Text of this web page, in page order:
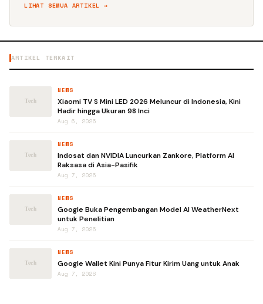
LIHAT SEMUA ARTIKEL →
ARTIKEL TERKAIT
NEWS
Xiaomi TV S Mini LED 2026 Meluncur di Indonesia, Kini
Hadir hingga Ukuran 98 Inci
Aug 6, 2026
NEWS
Indosat dan NVIDIA Luncurkan Zankore, Platform AI
Raksasa di Asia-Pasifik
Aug 7, 2026
NEWS
Google Buka Pengembangan Model AI WeatherNext
untuk Penelitian
Aug 7, 2026
NEWS
Google Wallet Kini Punya Fitur Kirim Uang untuk Anak
Aug 7, 2026